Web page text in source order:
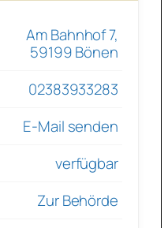
Am Bahnhof 7,
59199 Bönen
02383933283
E-Mail senden
verfügbar
Zur Behörde